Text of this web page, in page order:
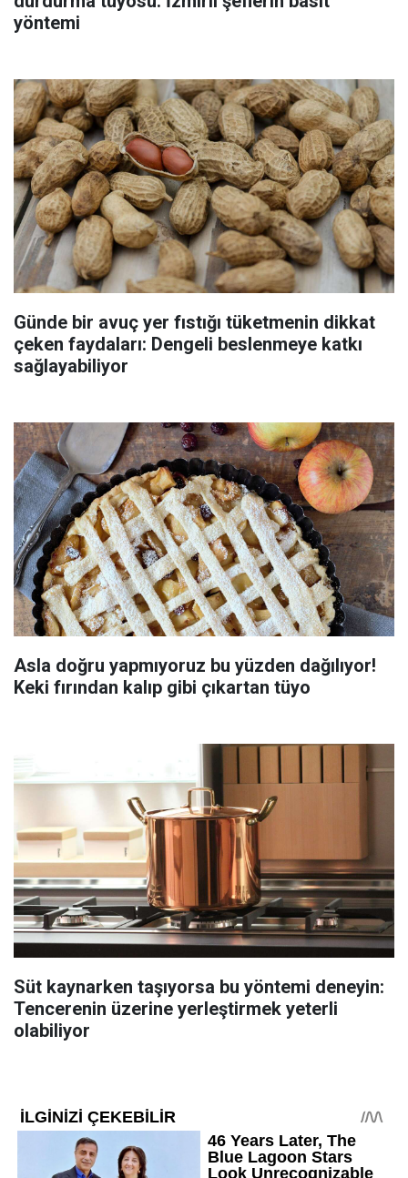
yöntemi
Günde bir avuç yer fıstığı tüketmenin dikkat
çeken faydaları: Dengeli beslenmeye katkı
sağlayabiliyor
Asla doğru yapmıyoruz bu yüzden dağılıyor!
Keki fırından kalıp gibi çıkartan tüyo
Süt kaynarken taşıyorsa bu yöntemi deneyin:
Tencerenin üzerine yerleştirmek yeterli
olabiliyor